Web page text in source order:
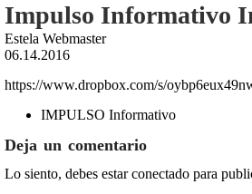
Impulso Informativo
Estela Webmaster
06.14.2016
https://www.dropbox.com/s/
IMPULSO Informativo
Deja un comentario
Lo siento, debes estarconectado para